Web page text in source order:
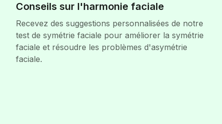
Conseils sur l'harmonie faciale
Recevez des suggestions personnalisées de notre
test de symétrie faciale pour améliorer la symétrie
faciale et résoudre les problèmes d'asymétrie
faciale.